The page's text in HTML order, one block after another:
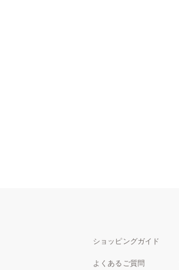
ショッピングガイド
よくあるご質問